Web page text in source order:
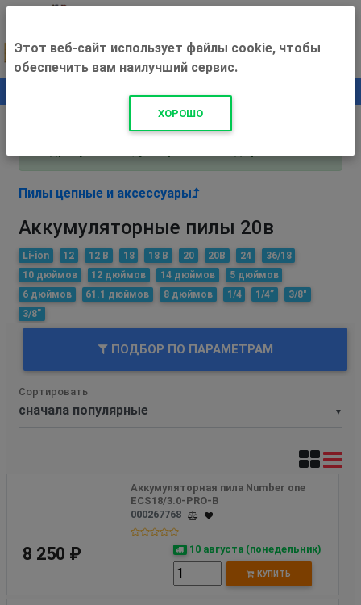
+500 ₽
Внимание! С 3 августа магазин работает по
Пилы цепные и аксессуары
Аккумуляторные пилы 20в
Li-ion 12 12 В 18 18 В 20 20В 24
36/18
10 дюймов
12 дюймов 14 дюймов
5 дюймов
6 дюймов
61.1 дюймов 8 дюймов 1/4 1/4”
3/8"
3/8”
ПОДБОР ПО ПАРАМЕТРАМ
▼
Сортировать
Аккумуляторная пила Number one
ECS18/3.0-PRO-B
000267768
8 250 ₽ 10 августа (понедельник)
КУПИТЬ
Этот веб-сайт использует файлы cookie, чтобы
обеспечить вам наилучший сервис.
ХОРОШО